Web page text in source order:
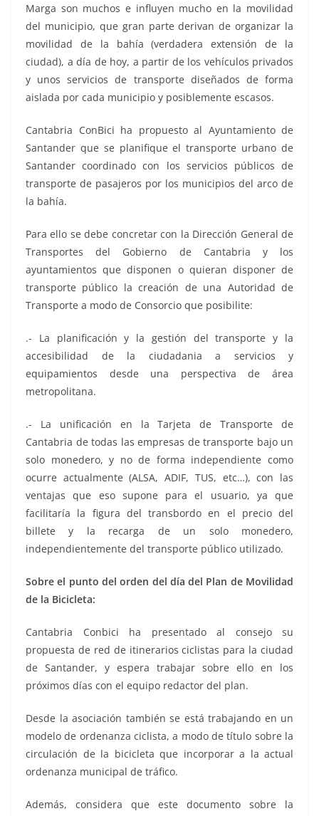
Marga son muchos e influyen mucho en la movilidad
del municipio, que gran parte derivan de organizar la
movilidad de la bahía (verdadera extensión de la
ciudad), a día de hoy, a partir de los vehículos privados
y unos servicios de transporte diseñados de forma
aislada por cada municipio y posiblemente escasos.
Cantabria ConBici ha propuesto al Ayuntamiento de
Santander que se planifique el transporte urbano de
Santander coordinado con los servicios públicos de
transporte de pasajeros por los municipios del arco de
la bahía.
Para ello se debe concretar con la Dirección General de
Transportes del Gobierno de Cantabria y los
ayuntamientos que disponen o quieran disponer de
transporte público la creación de una Autoridad de
Transporte a modo de Consorcio que posibilite:
.- La planificación y la gestión del transporte y la
accesibilidad de la ciudadania a servicios y
equipamientos desde una perspectiva de área
metropolitana.
.- La unificación en la Tarjeta de Transporte de
Cantabria de todas las empresas de transporte bajo un
solo monedero, y no de forma independiente como
ocurre actualmente (ALSA, ADIF, TUS, etc…), con las
ventajas que eso supone para el usuario, ya que
facilitaría la figura del transbordo en el precio del
billete y la recarga de un solo monedero,
independientemente del transporte público utilizado.
Sobre el punto del orden del día del Plan de Movilidad
de la Bicicleta:
Cantabria Conbici ha presentado al consejo su
propuesta de red de itinerarios ciclistas para la ciudad
de Santander, y espera trabajar sobre ello en los
próximos días con el equipo redactor del plan.
Desde la asociación también se está trabajando en un
modelo de ordenanza ciclista, a modo de título sobre la
circulación de la bicicleta que incorporar a la actual
ordenanza municipal de tráfico.
Además, considera que este documento sobre la